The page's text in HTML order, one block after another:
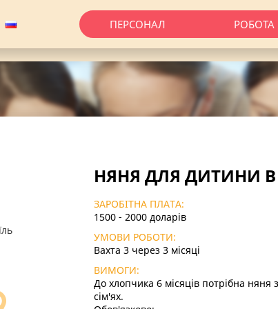
ПЕРСОНАЛ РОБОТА
НЯНЯ ДЛЯ ДИТИНИ В
ЗАРОБІТНА ПЛАТА:
1500 - 2000 доларів
УМОВИ РОБОТИ:
Вахта 3 через 3 місяці
ВИМОГИ:
До хлопчика 6 місяців потрібна няня
сім'ях.